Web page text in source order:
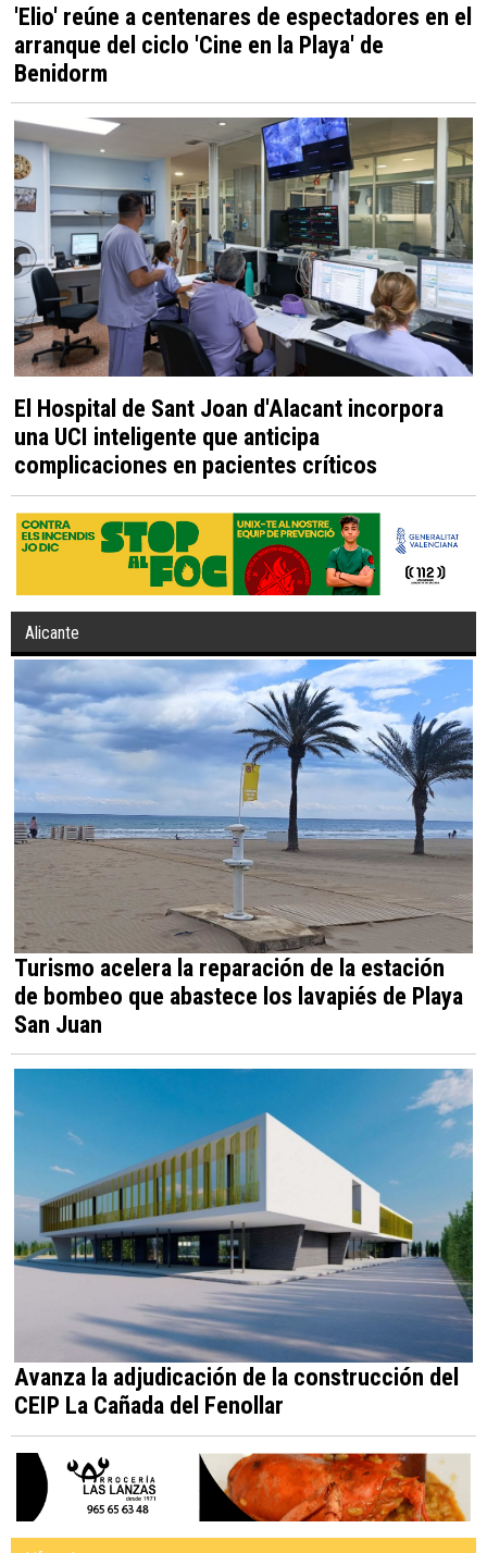
'Elio' reúne a centenares de espectadores en el
arranque del ciclo 'Cine en la Playa' de
Benidorm
El Hospital de Sant Joan d'Alacant incorpora
una UCI inteligente que anticipa
complicaciones en pacientes críticos
Alicante
Turismo acelera la reparación de la estación
de bombeo que abastece los lavapiés de Playa
San Juan
Avanza la adjudicación de la construcción del
CEIP La Cañada del Fenollar